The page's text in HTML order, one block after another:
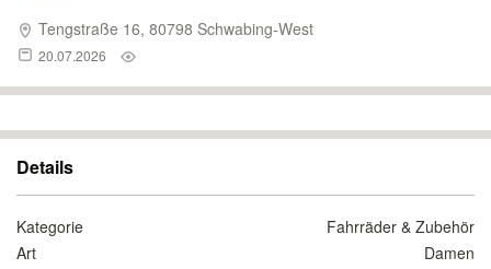
Tengstraße 16, 80798 Schwabing-West
20.07.2026
Details
Kategorie
Fahrräder & Zubehör
Art
Damen